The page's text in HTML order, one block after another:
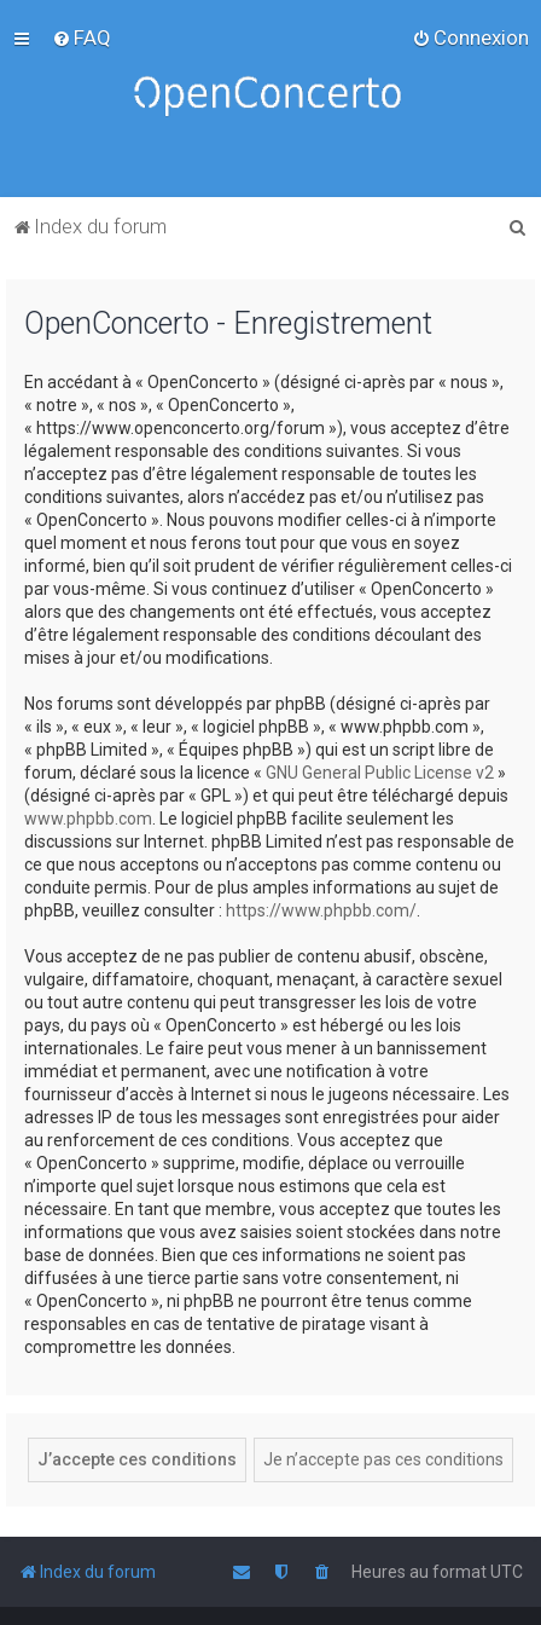
FAQ Connexion
Index du forum
OpenConcerto - Enregistrement
En accédant à « OpenConcerto » (désigné ci-après par « nous »,
« notre », « nos », « OpenConcerto »,
« https://www.openconcerto.org/forum »), vous acceptez d’être
légalement responsable des conditions suivantes. Si vous
n’acceptez pas d’être légalement responsable de toutes les
conditions suivantes, alors n’accédez pas et/ou n’utilisez pas
« OpenConcerto ». Nous pouvons modifier celles-ci à n’importe
quel moment et nous ferons tout pour que vous en soyez
informé, bien qu’il soit prudent de vérifier régulièrement celles-ci
par vous-même. Si vous continuez d’utiliser « OpenConcerto »
alors que des changements ont été effectués, vous acceptez
d’être légalement responsable des conditions découlant des
mises à jour et/ou modifications.
Nos forums sont développés par phpBB (désigné ci-après par
« ils », « eux », « leur », « logiciel phpBB », « www.phpbb.com »,
« phpBB Limited », « Équipes phpBB ») qui est un script libre de
forum, déclaré sous la licence « GNU General Public License v2 »
(désigné ci-après par « GPL ») et qui peut être téléchargé depuis
www.phpbb.com. Le logiciel phpBB facilite seulement les
discussions sur Internet. phpBB Limited n’est pas responsable de
ce que nous acceptons ou n’acceptons pas comme contenu ou
conduite permis. Pour de plus amples informations au sujet de
phpBB, veuillez consulter : https://www.phpbb.com/.
Vous acceptez de ne pas publier de contenu abusif, obscène,
vulgaire, diffamatoire, choquant, menaçant, à caractère sexuel
ou tout autre contenu qui peut transgresser les lois de votre
pays, du pays où « OpenConcerto » est hébergé ou les lois
internationales. Le faire peut vous mener à un bannissement
immédiat et permanent, avec une notification à votre
fournisseur d’accès à Internet si nous le jugeons nécessaire. Les
adresses IP de tous les messages sont enregistrées pour aider
au renforcement de ces conditions. Vous acceptez que
« OpenConcerto » supprime, modifie, déplace ou verrouille
n’importe quel sujet lorsque nous estimons que cela est
nécessaire. En tant que membre, vous acceptez que toutes les
informations que vous avez saisies soient stockées dans notre
base de données. Bien que ces informations ne soient pas
diffusées à une tierce partie sans votre consentement, ni
« OpenConcerto », ni phpBB ne pourront être tenus comme
responsables en cas de tentative de piratage visant à
compromettre les données.
Index du forum Heures au formatUTC